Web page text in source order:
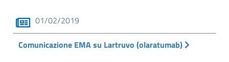
01/02/2019
Comunicazione EMA su Lartruvo (olaratumab)